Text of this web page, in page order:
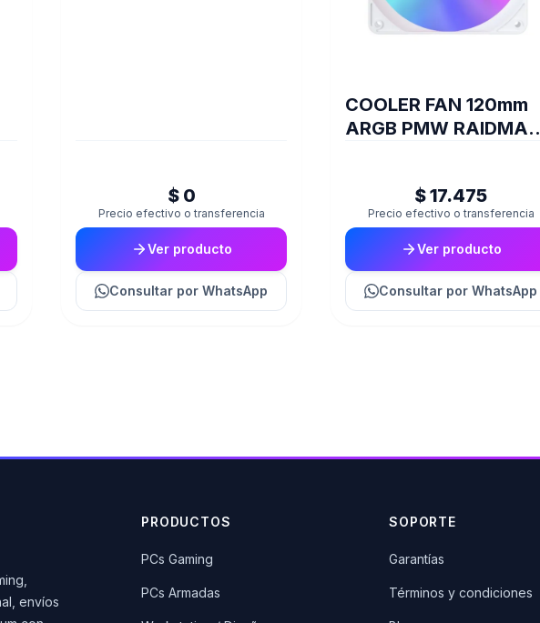
$ 0
Precio efectivo o transferencia
Ver producto
Consultar por WhatsApp
COOLER FAN 120mm
ARGB PMW RAIDMAX
$ 17.475
Precio efectivo o transferencia
Ver producto
Consultar por WhatsApp
envíos
PRODUCTOS
PCs Gaming
PCs Armadas
SOPORTE
Garantías
Términos y condiciones